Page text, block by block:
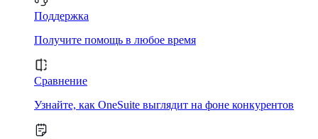
Поддержка
Получите помощь в любое время
Сравнение
Узнайте, как OneSuite выглядит на фоне конкурентов